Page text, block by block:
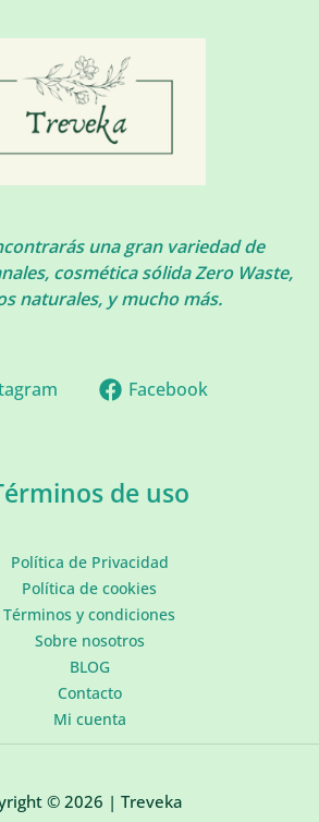
una gran variedad de
cosmética sólida Zero Waste,
naturales, y mucho más.
Facebook
de uso
Política de Privacidad
Política de cookies
Términos y condiciones
Sobre nosotros
BLOG
Contacto
Mi cuenta
© 2026 | Treveka